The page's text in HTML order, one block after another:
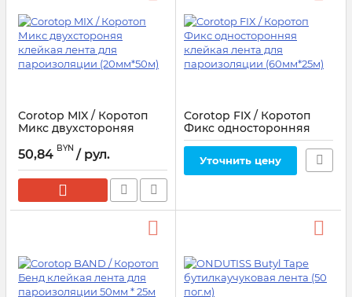
Corotop MIX / Коротоп
Микс двухстороняя
пароизоляции
50,84 BYN / рул.
Corotop FIX / Коротоп
Фикс односторонняя
клейкая лента для
(60мм*25м)
Уточнить цену